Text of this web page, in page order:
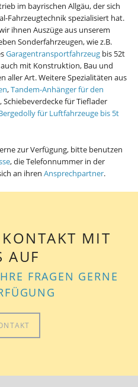
im bayrischen Allgäu, der sich
Fahrzeugtechnik spezialisiert hat.
ihnen Auszüge aus unserem
Sonderfahrzeugen, wie z.B.
Garagentransportfahrzeugbis 52t
mit Konstruktion, Bau und
aller Art. Weitere Spezialitäten aus
,Tandem-Anhänger für den
, Schiebeverdecke für Tieflader
für Luftfahrzeuge bis 5t
zur Verfügung, bitte benutzen
, die Telefonnummer in der
an ihren Ansprechpartner.
MIT
AUF
FRAGEN GERNE